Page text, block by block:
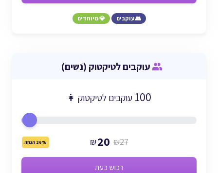
👥 עוקבים 💎 מיוחדים
עוקבים לטיקטוק (נשים)
100 עוקבים לטיקטוק 👩
₪20 ₪27 26% הנחה
רכוש כעת